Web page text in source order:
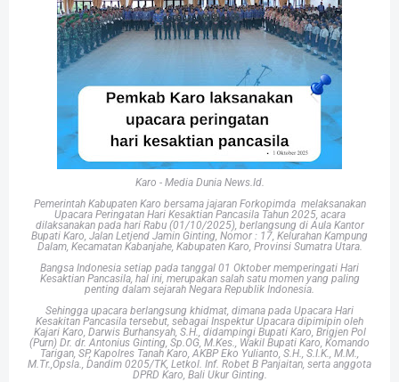
Karo - Media Dunia News.Id.
Pemerintah Kabupaten Karo bersama jajaran Forkopimda melaksanakan
Upacara Peringatan Hari Kesaktian Pancasila Tahun 2025, acara
dilaksanakan pada hari Rabu (01/10/2025), berlangsung di Aula Kantor
Bupati Karo, Jalan Letjend Jamin Ginting, Nomor : 17, Kelurahan Kampung
Dalam, Kecamatan Kabanjahe, Kabupaten Karo, Provinsi Sumatra Utara.
Bangsa Indonesia setiap pada tanggal 01 Oktober memperingati Hari
Kesaktian Pancasila, hal ini, merupakan salah satu momen yang paling
penting dalam sejarah Negara Republik Indonesia.
Sehingga upacara berlangsung khidmat, dimana pada Upacara Hari
Kesakitan Pancasila tersebut, sebagai Inspektur Upacara dipimipin oleh
Kajari Karo, Darwis Burhansyah, S.H., didampingi Bupati Karo, Brigjen Pol
(Purn) Dr. dr. Antonius Ginting, Sp.OG, M.Kes., Wakil Bupati Karo, Komando
Tarigan, SP, Kapolres Tanah Karo, AKBP Eko Yulianto, S.H., S.I.K., M.M.,
M.Tr.,Opsla., Dandim 0205/TK, Letkol. Inf. Robet B Panjaitan, serta anggota
DPRD Karo, Bali Ukur Ginting.